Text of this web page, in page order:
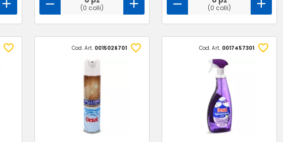
(0 colli) (0 colli)
Cod. Art. 0015026701 Cod. Art. 0017457301